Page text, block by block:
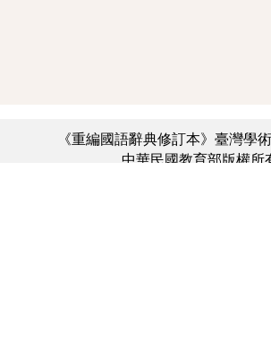
《重編國語辭典修訂本》臺灣學
中華民國教育部版權所